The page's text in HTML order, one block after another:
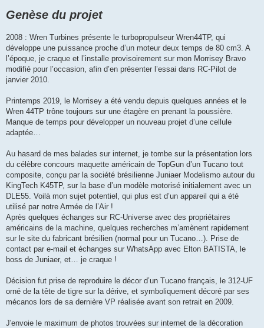
Genèse du projet
2008 : Wren Turbines présente le turbopropulseur Wren44TP, qui
développe une puissance proche d’un moteur deux temps de 80 cm3. A
l’époque, je craque et l’installe provisoirement sur mon Morrisey Bravo
modifié pour l’occasion, afin d’en présenter l’essai dans RC-Pilot de
janvier 2010.
Printemps 2019, le Morrisey a été vendu depuis quelques années et le
Wren 44TP trône toujours sur une étagère en prenant la poussière.
Manque de temps pour développer un nouveau projet d’une cellule
adaptée…
Au hasard de mes balades sur internet, je tombe sur la présentation lors
du célèbre concours maquette américain de TopGun d’un Tucano tout
composite, conçu par la société brésilienne Juniaer Modelismo autour du
KingTech K45TP, sur la base d’un modèle motorisé initialement avec un
DLE55. Voilà mon sujet potentiel, qui plus est d’un appareil qui a été
utilisé par notre Armée de l’Air !
Après quelques échanges sur RC-Universe avec des propriétaires
américains de la machine, quelques recherches m’amènent rapidement
sur le site du fabricant brésilien (normal pour un Tucano…). Prise de
contact par e-mail et échanges sur WhatsApp avec Elton BATISTA, le
boss de Juniaer, et… je craque !
Décision fut prise de reproduire le décor d’un Tucano français, le 312-UF
orné de la tête de tigre sur la dérive, et symboliquement décoré par ses
mécanos lors de sa dernière VP réalisée avant son retrait en 2009.
J'envoie le maximum de photos trouvées sur internet de la décoration